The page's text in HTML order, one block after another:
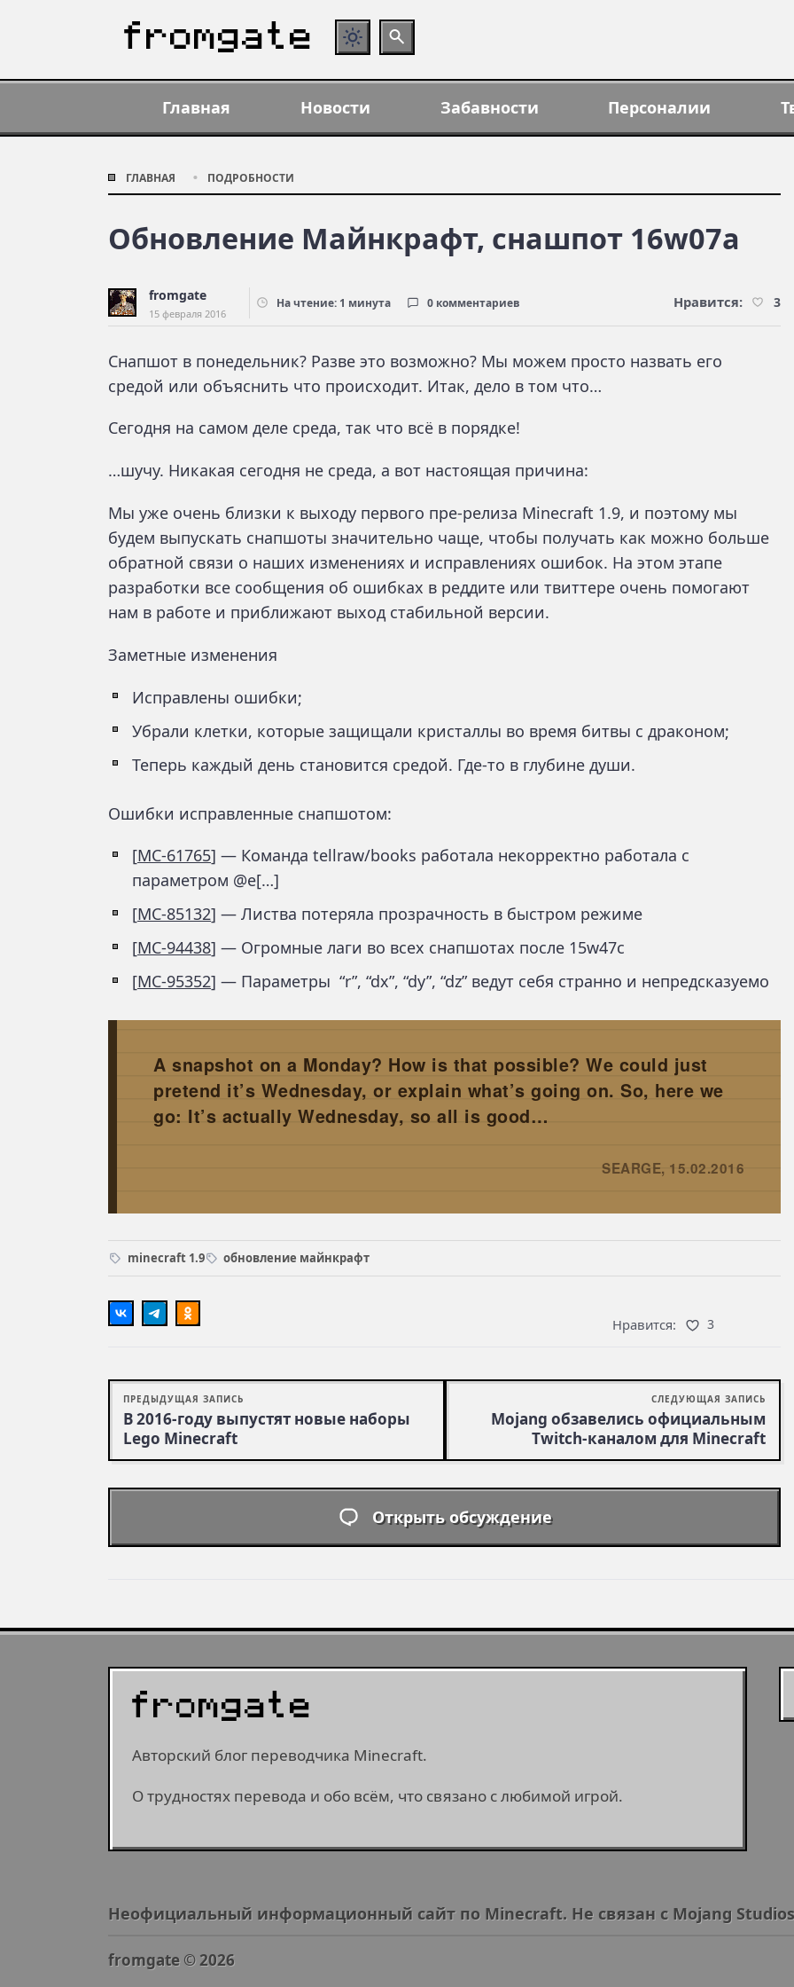
Главная Новости Забавности Персоналии
ГЛАВНАЯ ПОДРОБНОСТИ
Обновление Майнкрафт, снашпот 16w07a
fromgate
15 февраля 2016
На чтение: 1 минута 0 комментариев Нравится: 3
Снапшот в понедельник? Разве это возможно? Мы можем просто назвать его
средой или объяснить что происходит. Итак, дело в том что…
Сегодня на самом деле среда, так что всё в порядке!
…шучу. Никакая сегодня не среда, а вот настоящая причина:
Мы уже очень близки к выходу первого пре-релиза Minecraft 1.9, и поэтому мы
будем выпускать снапшоты значительно чаще, чтобы получать как можно больше
обратной связи о наших изменениях и исправлениях ошибок. На этом этапе
разработки все сообщения об ошибках в реддите или твиттере очень помогают
нам в работе и приближают выход стабильной версии.
Заметные изменения
Исправлены ошибки;
Убрали клетки, которые защищали кристаллы во время битвы с драконом;
Теперь каждый день становится средой. Где-то в глубине души.
Ошибки исправленные снапшотом:
[MC-61765] — Команда tellraw/books работала некорректно работала с
параметром @e[…]
[MC-85132] — Листва потеряла прозрачность в быстром режиме
[MC-94438] — Огромные лаги во всех снапшотах после 15w47c
[MC-95352] — Параметры “r”, “dx”, “dy”, “dz” ведут себя странно и непредсказуемо
A snapshot on a Monday? How is that possible? We could just
pretend it’s Wednesday, or explain what’s going on. So, here we
go: It’s actually Wednesday, so all is good…
SEARGE, 15.02.2016
minecraft 1.9 обновление майнкрафт
Нравится: 3
ПРЕДЫДУЩАЯ ЗАПИСЬ
В 2016-году выпустят новые наборы
Lego Minecraft
СЛЕДУЮЩАЯ ЗАПИСЬ
Mojang обзавелись официальным
Twitch-каналом для Minecraft
Открыть обсуждение
Авторский блог переводчика Minecraft.
О трудностях перевода и обо всём, что связано с любимой игрой.
Неофициальный информационный сайт по Minecraft. Не связан с Mojang
fromgate ©2026